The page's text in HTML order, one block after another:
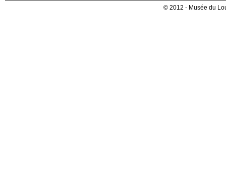
© 2012 - Musée du